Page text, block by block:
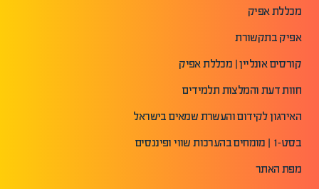
מכללת אפיק
אפיק בתקשורת
קורסים אונליין | מכללת אפיק
חוות דעת והמלצות תלמידים
האירגון לקידום והעשרת שמאים בישראל
בסט-1 | מומחים בהערכות שווי ופיננסים
מפת האתר